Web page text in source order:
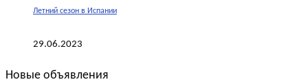
Летний сезон в Испании
29.06.2023
Новые объявления